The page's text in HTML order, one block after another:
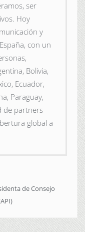
ser
Hoy
y
con un
Bolivia,
Ecuador,
Paraguay,
de partners
global a
de Consejo